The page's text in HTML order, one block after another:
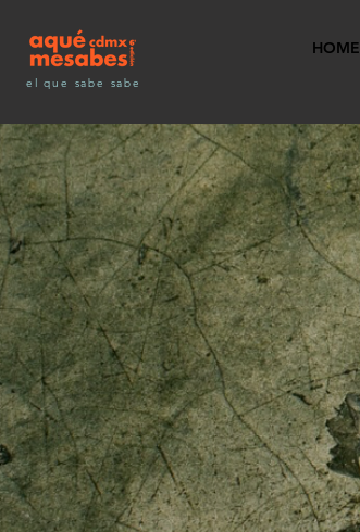
el que sabe sabe
HOME